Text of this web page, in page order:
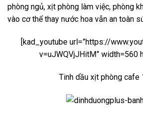
phòng ngủ, xịt phòng làm việc, phòng
vào cơ thể thay nước hoa vẫn an toàn
[kad_youtube url=”https://
v=uJWQVjJHitM” width=560
Tinh dầu xịt phòng cafe